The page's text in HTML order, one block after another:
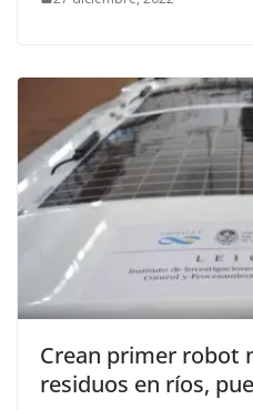
Crean primer robot
residuos en ríos,